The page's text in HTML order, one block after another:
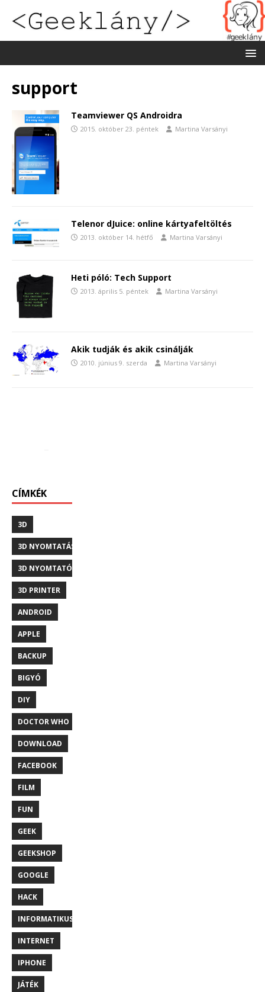
support
Teamviewer QS Androidra
2015. október 23. péntek Martina Varsányi
Telenor dJuice: online kártyafeltöltés
2013. október 14. hétfő Martina Varsányi
Heti póló: Tech Support
2013. április 5. péntek Martina Varsányi
Akik tudják és akik csinálják
2010. június 9. szerda Martina Varsányi
CÍMKÉK
3D
3D NYOMTATÁS
3D NYOMTATÓ
3D PRINTER
ANDROID
APPLE
BACKUP
BIGYÓ
DIY
DOCTOR WHO
DOWNLOAD
FACEBOOK
FILM
FUN
GEEK
GEEKSHOP
GOOGLE
HACK
INFORMATIKUS
INTERNET
IPHONE
JÁTÉK